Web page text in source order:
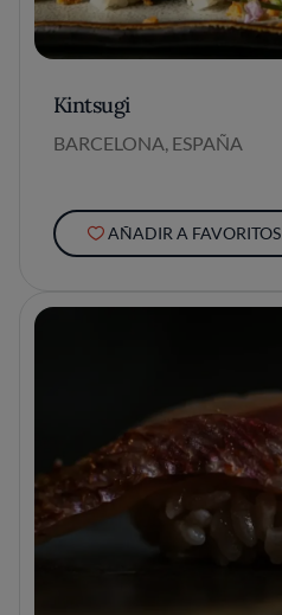
Kintsugi
BARCELONA, ESPAÑA
AÑADIR A FAVORITOS